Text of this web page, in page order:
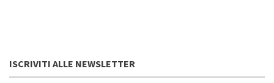
ISCRIVITI ALLE NEWSLETTER